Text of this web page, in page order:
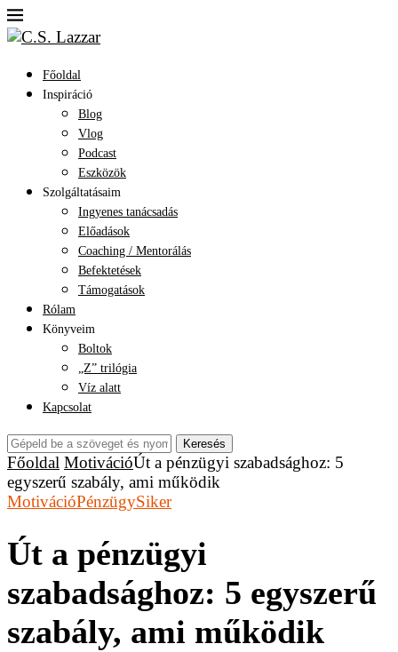
Főoldal
Inspiráció
Blog
Vlog
Podcast
Eszközök
Szolgáltatásaim
Ingyenes tanácsadás
Előadások
Coaching / Mentorálás
Befektetések
Támogatások
Rólam
Könyveim
Boltok
„Z” trilógia
Víz alatt
Kapcsolat
Keresés
Főoldal MotivációÚt a pénzügyi szabadsághoz: 5
egyszerű szabály, ami működik
MotivációPénzügySiker
Út a pénzügyi
szabadsághoz: 5 egyszerű
szabály, ami működik